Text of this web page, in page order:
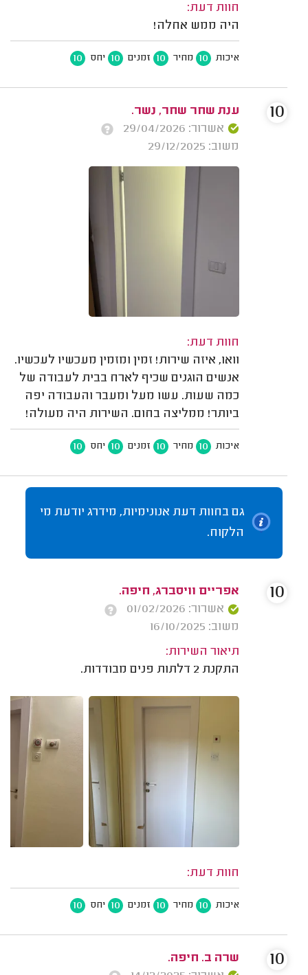
חוות דעת:
היה ממש אחלה!
איכות 10 מחיר 10 זמנים 10 יחס 10
ענת שחר שחר, נשר.
אשרור: 29/04/2026
משוב: 29/12/2025
חוות דעת:
וואו, איזה שירות! זמין ומזמין מעכשיו לעכשיו.
אנשים הוגנים שכיף לארח בבית לעבודה של
כמה שעות. עשו מעל ומעבר והעבודה יפה
ביותר! ממליצה בחום. השירות היה מעולה!
איכות 10 מחיר 10 זמנים 10 יחס 10
10
גם בחוות דעת אנונימיות, מידרג יודעת מי
הלקוח.
אפריים וויסברג, חיפה.
אשרור: 01/02/2026
משוב: 16/10/2025
תיאור השירות:
התקנת 2 דלתות פנים מבודדות.
חוות דעת:
איכות 10 מחיר 10 זמנים 10 יחס 10
10
שרה ב. חיפה.
10